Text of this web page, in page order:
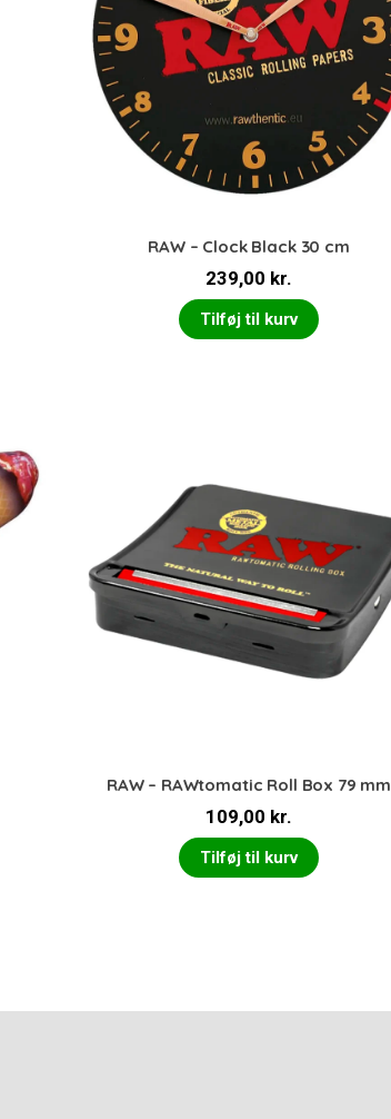
RAW – Clock Black 30 cm
239,00 kr.
Tilføj til kurv
RAW – RAWtomatic Roll Box 79 mm
109,00 kr.
Tilføj til kurv